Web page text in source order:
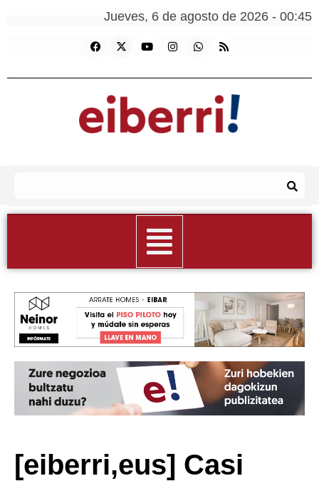
Jueves, 6 de agosto de 2026 - 00:45
[eiberri,eus] Casi